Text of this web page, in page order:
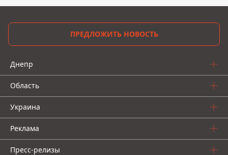
ПРЕДЛОЖИТЬ НОВОСТЬ
Днепр
Область
Украина
Реклама
Пресс-релизы